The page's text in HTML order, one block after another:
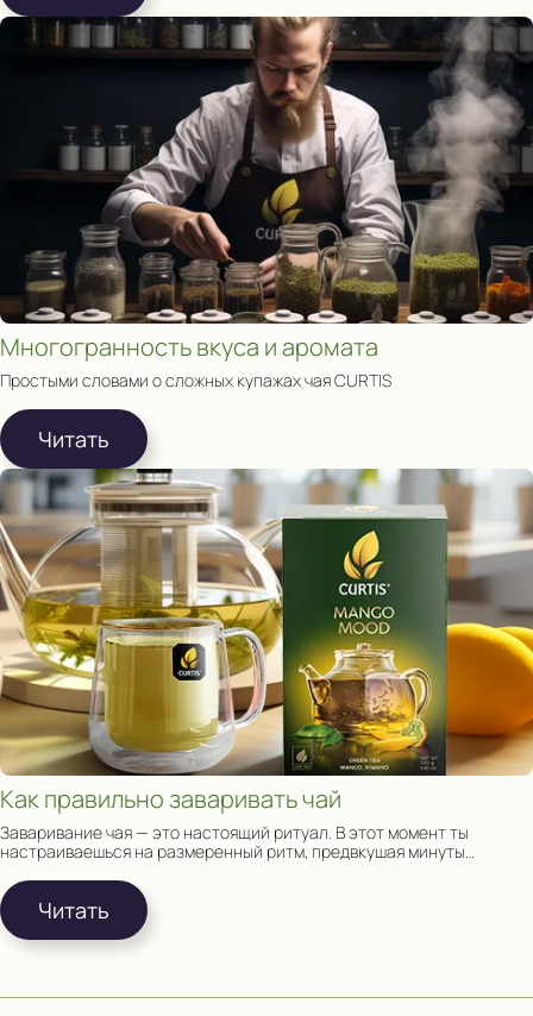
Многогранность вкуса и аромата
Простыми словами о сложных купажах чая CURTIS
Читать
Как правильно заваривать чай
Заваривание чая — это настоящий ритуал. В этот момент ты
настраиваешься на размеренный ритм, предвкушая минуты
Читать